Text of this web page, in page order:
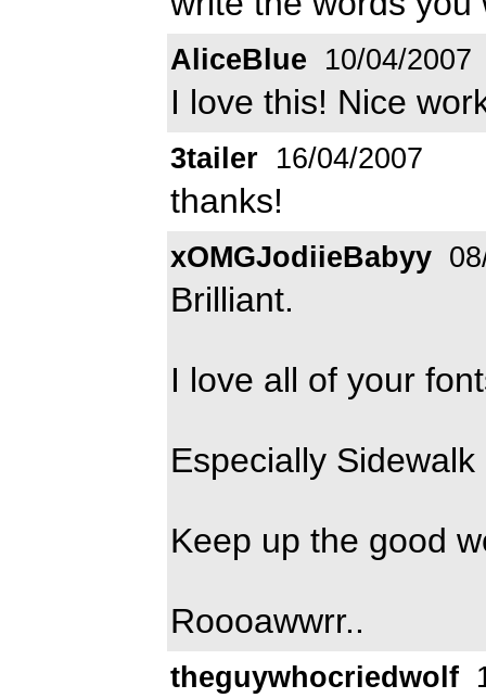
AliceBlue 10/04/2007
I love this! Nice
3tailer 16/04/2007
thanks!
xOMGJodiieBabyy
Brilliant.
I love all of your
Especially
Keep up the good
Roooawwrr..
theguywhocriedwolf